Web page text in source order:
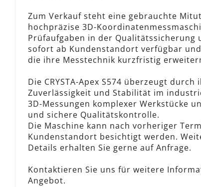
Zum Verkauf steht eine gebrauchte
hochpräzise 3D-
Prüfaufgaben in der Qualitätssicherung
sofort ab Kundenstandort verfügbar
die ihre Messtechnik kurzfristig
Die CRYSTA-Apex S574 überzeugt
Zuverlässigkeit und Stabilität im
3D-Messungen komplexer Werkstücke
und sichere Qualitätskontrolle.
Die Maschine kann nach vorheriger
Kundenstandort besichtigt werden.
Details erhalten Sie gerne auf Anfrage.
Kontaktieren Sie uns für weitere
Angebot.